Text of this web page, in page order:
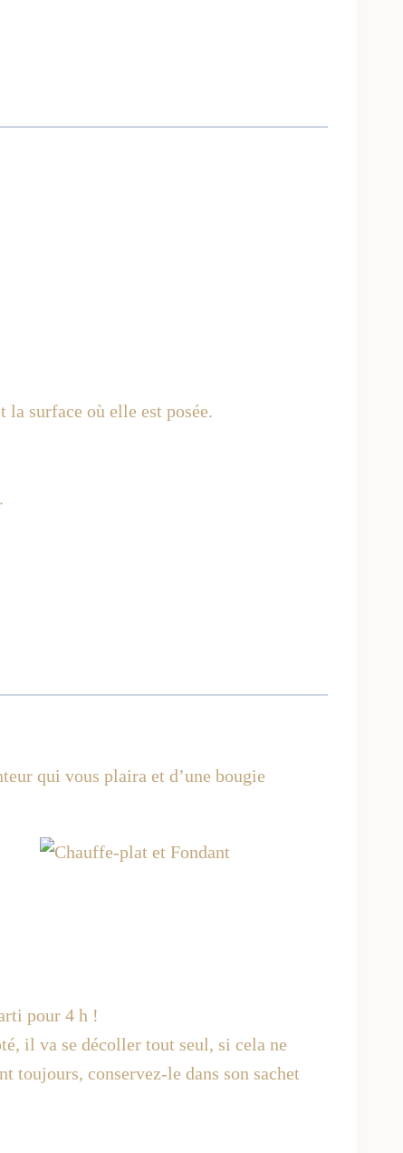
la surface où elle est posée.
qui vous plaira et d’une bougie
pour 4 h !
il va se décoller tout seul, si cela ne
toujours, conservez-le dans son sachet